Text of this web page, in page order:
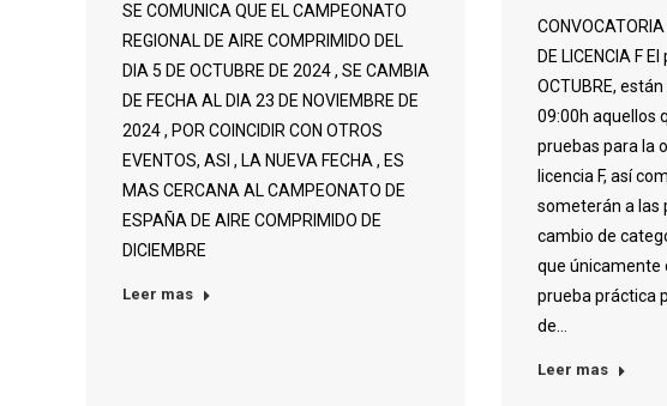
SE COMUNICA QUE EL CAMPEONATO
REGIONAL DE AIRE COMPRIMIDO DEL
DIA 5 DE OCTUBRE DE 2024 , SE CAMBIA
DE FECHA AL DIA 23 DE NOVIEMBRE DE
2024 , POR COINCIDIR CON OTROS
EVENTOS, ASI , LA NUEVA FECHA , ES
MAS CERCANA AL CAMPEONATO DE
ESPAÑA DE AIRE COMPRIMIDO DE
DICIEMBRE
Leer mas
DE LICENCIA F
OCTUBRE,
09:00h aquellos
pruebas para la
licencia F, así
someterán a las
cambio de
que únicamente
prueba práctica
de…
Leer mas